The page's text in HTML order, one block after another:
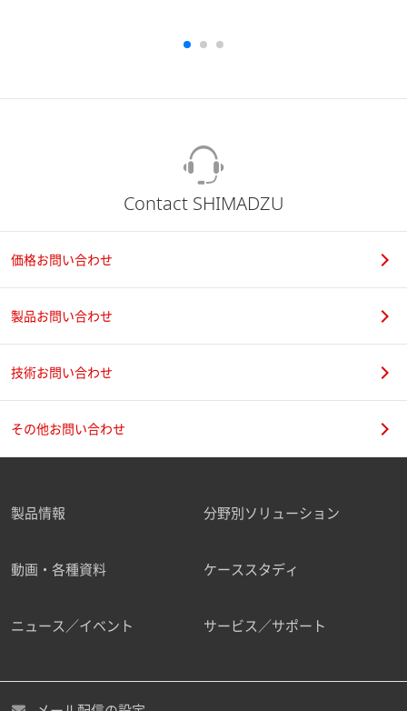
Contact SHIMADZU
価格お問い合わせ
製品お問い合わせ
技術お問い合わせ
その他お問い合わせ
製品情報 分野別ソリューション
動画・各種資料 ケーススタディ
ニュース／イベント サービス／サポート